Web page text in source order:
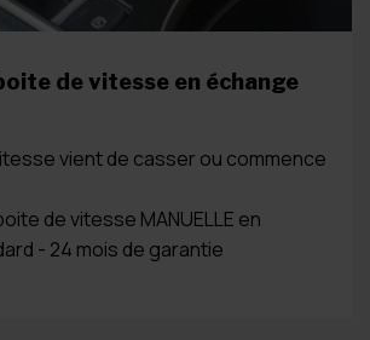
de vitesse en échange
vient de casser ou commence
de vitesse MANUELLE en
- 24 mois de garantie